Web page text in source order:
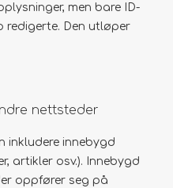
men bare ID-
redigerte. Den utløper
nettsteder
inkludere innebygd
artikler osv.). Innebygd
oppfører seg på